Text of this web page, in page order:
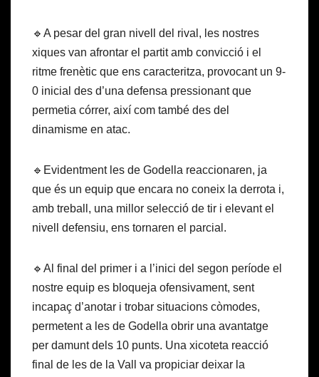
🔹A pesar del gran nivell del rival, les nostres
xiques van afrontar el partit amb convicció i el
ritme frenètic que ens caracteritza, provocant un 9-
0 inicial des d’una defensa pressionant que
permetia córrer, així com també des del
dinamisme en atac.
🔹Evidentment les de Godella reaccionaren, ja
que és un equip que encara no coneix la derrota i,
amb treball, una millor selecció de tir i elevant el
nivell defensiu, ens tornaren el parcial.
🔹Al final del primer i a l’inici del segon període el
nostre equip es bloqueja ofensivament, sent
incapaç d’anotar i trobar situacions còmodes,
permetent a les de Godella obrir una avantatge
per damunt dels 10 punts. Una xicoteta reacció
final de les de la Vall va propiciar deixar la